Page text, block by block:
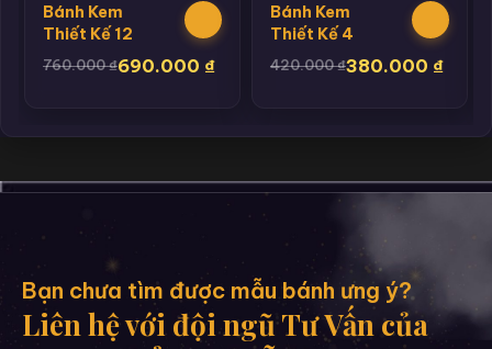
Bánh Kem
Thiết Kế 12
760.000₫690.000 ₫
Bánh Kem
Thiết Kế 4
420.000₫380.000 ₫
Bạn chưa tìm được mẫu bánh ưng ý?
Liên hệ với đội ngũ Tư Vấn của